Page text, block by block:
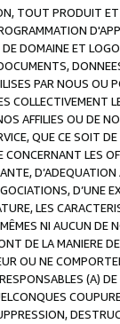
TOUT PRODUIT
DOMAINE ET
PAR NOUS OU
COLLECTIVEMENT
AFFILIES OU DE
QUE CE SOIT
LES
D’UNE
LES
NI AUCUN DE
DE LA MANIERE
OU NE
(A)